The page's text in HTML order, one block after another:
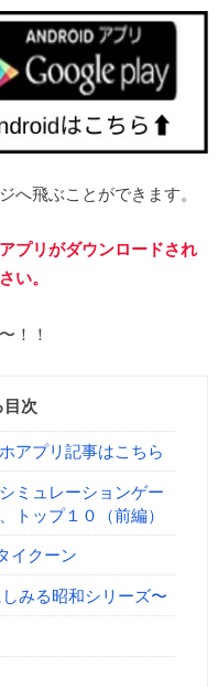
へ飛ぶことができます。
プリがダウンロードされ
い。
！！
目次
アプリ記事はこちら
ミュレーションゲー
トップ１０（前編）
イクーン
みる昭和シリーズ〜